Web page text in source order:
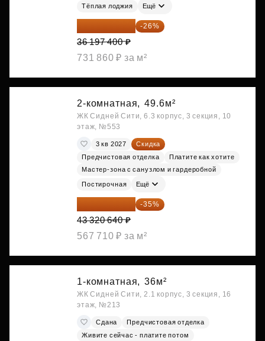
Тёплая лоджия Ещё
26 786 076 ₽ -26%
36 197 400 ₽
731 860 ₽ за м²
2-комнатная, 49.6м²
ЖК Сидней Сити, 6.3 корпус, 3 секция, 10
этаж, №553
3 кв 2027
Скидка
Предчистовая отделка
Платите как хотите
Мастер-зона с санузлом и гардеробной
Постирочная Ещё
28 158 416 ₽ -35%
43 320 640 ₽
567 710 ₽ за м²
1-комнатная, 36м²
ЖК Сидней Сити, 2.1 корпус, 3 секция, 16
этаж, №213
Сдана
Предчистовая отделка
Живите сейчас - платите потом